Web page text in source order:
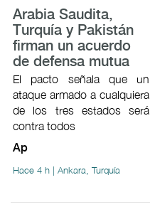
Arabia Saudita,
Turquía y Pakistán
firman un acuerdo
de defensa mutua
El pacto señala que un
ataque armado a cualquiera
de los tres estados será
contra todos
Ap
Hace 4 h | Ankara, Turquía